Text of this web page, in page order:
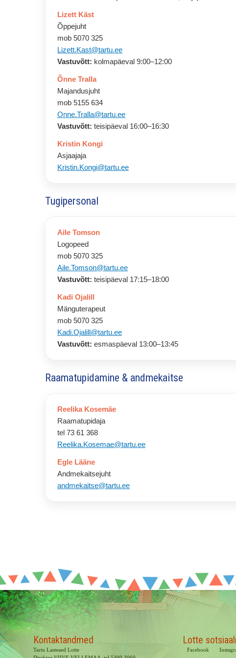
Võta meiega ühendust
Lizett Käst
Õppejuht
mob 5070 325
Lizett.Kast@tartu.ee
Vastuvõtt: kolmapäeval 9:00–12:00
Õnne Tralla
Majandusjuht
mob 5155 634
Onne.Tralla@tartu.ee
Vastuvõtt: teisipäeval 16:00–16:30
Kristin Kongi
Asjaajaja
Kristin.Kongi@tartu.ee
Tugipersonal
Aile Tomson
Logopeed
mob 5070 325
Aile.Tomson@tartu.ee
Vastuvõtt: teisipäeval 17:15–18:00
Kadi Ojalill
Mänguterapeut
mob 5070 325
Kadi.Ojalill@tartu.ee
Vastuvõtt: esmaspäeval 13:00–13:45
Raamatupidamine & andmekaitse
Reelika Kosemäe
Raamatupidaja
tel 73 61 368
Reelika.Kosemae@tartu.ee
Egle Lääne
Andmekaitsejuht
andmekaitse@tartu.ee
Kontaktandmed
Tartu Lasteaed Lotte
Lotte
Facebook